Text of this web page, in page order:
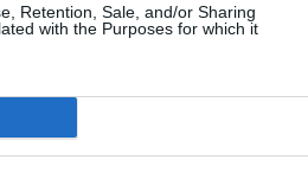
Retention, Sale, and/or Sharing
with the Purposes for which it